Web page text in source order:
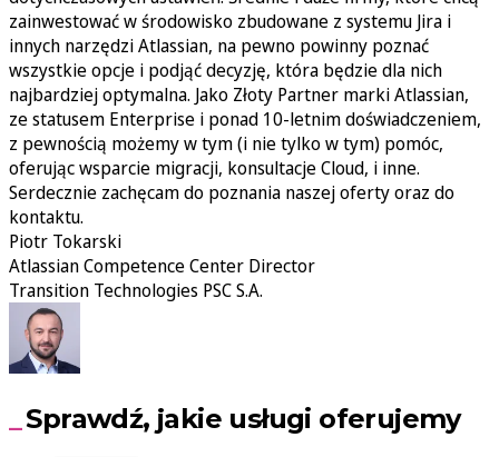
zainwestować w środowisko zbudowane z systemu Jira i
innych narzędzi Atlassian, na pewno powinny poznać
wszystkie opcje i podjąć decyzję, która będzie dla nich
najbardziej optymalna. Jako Złoty Partner marki Atlassian,
ze statusem Enterprise i ponad 10-letnim doświadczeniem,
z pewnością możemy w tym (i nie tylko w tym) pomóc,
oferując wsparcie migracji, konsultacje Cloud, i inne.
Serdecznie zachęcam do poznania naszej oferty oraz do
kontaktu.
Piotr Tokarski
Atlassian Competence Center Director
Transition Technologies PSC S.A.
Sprawdź, jakie usługi oferujemy